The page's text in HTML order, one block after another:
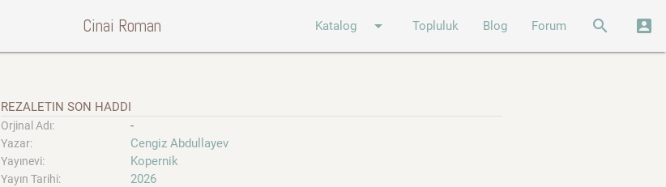
Cinai Roman Katalog arrow_drop_down Topluluk Blog Forum search account_box
REZALETIN SON HADDI
Orjinal Adı: -
Yazar: Cengiz Abdullayev
Yayınevi: Kopernik
Yayın Tarihi: 2026